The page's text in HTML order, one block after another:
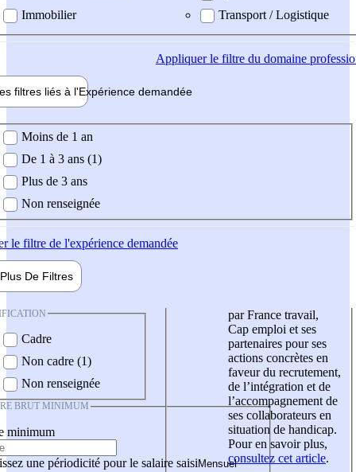
Immobilier
Transport / Logistique
Appliquerle filtre du domaine
filtres liés à l'Expérience demandée
demandée
Moins de 1 an
De 1 à 3 ans (1)
Plus de 3 ans
Non renseignée
le filtre de l'expérience demandée
Plus De Filtres
Cadre
Non cadre (1)
Non renseignée
BRUT MINIMUM
minimum
une périodicité pour le salaire saisi
par France travail,
Cap emploi et ses
partenaires pour ses
actions concrètes en
faveur du recrutement,
de l’intégration et de
l’accompagnement de
ses collaborateurs en
situation de handicap.
Pour en savoir plus,
consultez cet article.